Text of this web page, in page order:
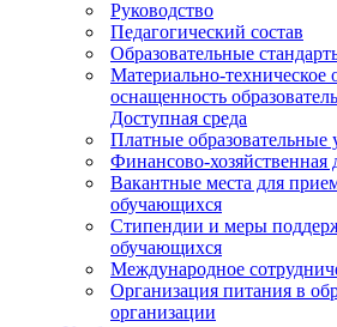
Руководство
Педагогический состав
Образовательные
Материально-техническое
оснащенность
Доступная среда
Платные образовательные
Финансово-хозяйственная
Вакантные места для
обучающихся
Стипендии и меры
обучающихся
Международное
Организация питания в
организации